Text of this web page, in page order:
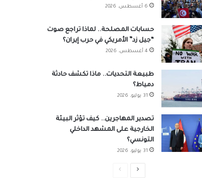
6 أغسطس، 2026
حسابات المصلحة.. لماذا تراجع صوت
“جيل زد” الأمريكي في حرب إيران؟
4 أغسطس، 2026
طبيعة التحديات.. ماذا تكشف حادثة
دمياط؟
31 يوليو، 2026
تصدير المهاجرين.. كيف تؤثر البيئة
الخارجية على المشهد الداخلي
التونسي؟
31 يوليو، 2026
الصفحة الصفحة